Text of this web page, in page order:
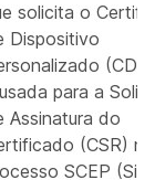
solicita o
Dispositivo
para a
Assinatura do
(CSR) no
SCEP